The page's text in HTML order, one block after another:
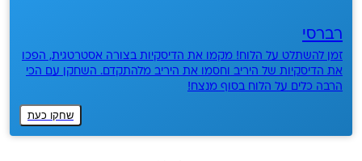
רברסי
זמן להשתלט על הלוח! מקמו את הדיסקיות בצורה אסטרטגית, הפכו
את הדיסקיות של היריב וחסמו את היריב מלהתקדם. השחקן עם הכי
הרבה כלים על הלוח בסוף מנצח!
שחקו כעת